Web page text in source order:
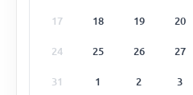
17 18 19 20
24 25 26 27
31 1 2 3